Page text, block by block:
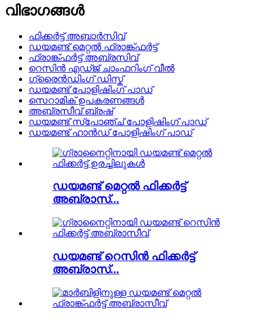
വിഭാഗങ്ങൾ
ഫിക്കർട്ട് അബാർസിവ്
ഡയമണ്ട് മെറ്റൽ ഫ്രാങ്ക്ഫർട്ട്
ഫ്രാങ്ക്ഫർട്ട് അബ്രസിവ്
റെസിൻ എഡ്ജ് ചാംഫറിംഗ് വീൽ
ഗ്രൈൻഡിംഗ് ഡിസ്ക്
ഡയമണ്ട് പോളിഷിംഗ് പാഡ്
സെറാമിക് ഉപകരണങ്ങൾ
അബ്രസീവ് ബ്രഷ്
ഡയമണ്ട് സ്പോഞ്ച് പോളിഷിംഗ് പാഡ്
ഡയമണ്ട് ഹാൻഡ് പോളിഷിംഗ് പാഡ്
ഡയമണ്ട് മെറ്റൽ ഫിക്കർട്ട്
അബ്രാസ്...
ഡയമണ്ട് റെസിൻ ഫിക്കർട്ട്
അബ്രാസ്...